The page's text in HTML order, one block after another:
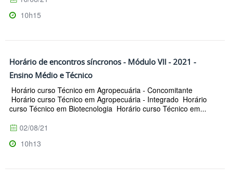
10h15
Horário de encontros síncronos - Módulo VII - 2021 -
Ensino Médio e Técnico
Horário curso Técnico em Agropecuária - Concomitante
Horário curso Técnico em Agropecuária - Integrado Horário
curso Técnico em Biotecnologia Horário curso Técnico em...
02/08/21
10h13